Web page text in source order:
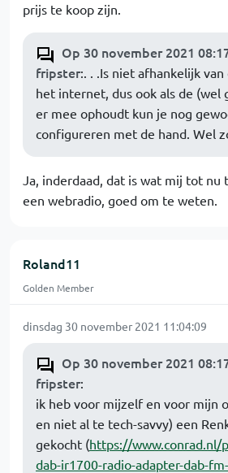
prijs te koop zijn.
Op 30 november 2021
fripster:. . .Is niet afhankelijk
het internet, dus ook als de (wel
er mee ophoudt kun je nog
configureren met de hand. Wel
Ja, inderdaad, dat is wat mij tot nu
een webradio, goed om te weten.
Roland11
Golden Member
dinsdag 30 november 2021 11:04:09
Op 30 november 2021
fripster:
ik heb voor mijzelf en voor mijn
en niet al te tech-savvy) een
gekocht (https://www.conrad.nl/
dab-ir1700-radio-adapter-dab-